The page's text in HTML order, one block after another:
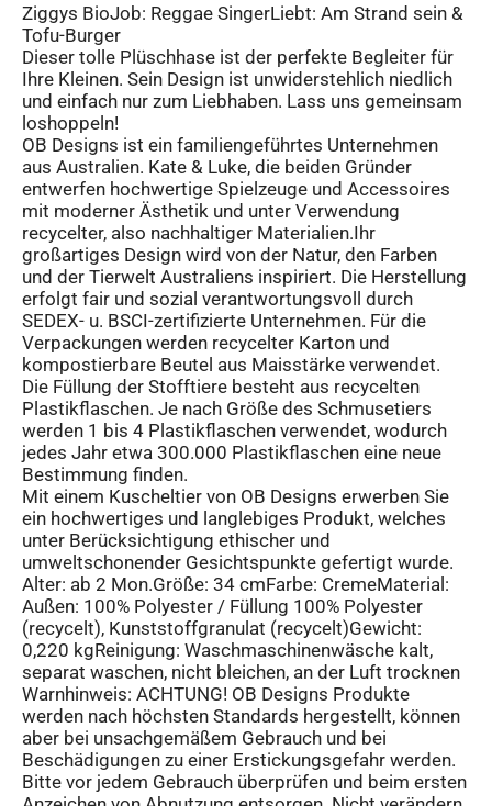
Ziggys BioJob: Reggae SingerLiebt: Am Strand sein &
Tofu-Burger
Dieser tolle Plüschhase ist der perfekte Begleiter für
Ihre Kleinen. Sein Design ist unwiderstehlich niedlich
und einfach nur zum Liebhaben. Lass uns gemeinsam
loshoppeln!
OB Designs ist ein familiengeführtes Unternehmen
aus Australien. Kate & Luke, die beiden Gründer
entwerfen hochwertige Spielzeuge und Accessoires
mit moderner Ästhetik und unter Verwendung
recycelter, also nachhaltiger Materialien.Ihr
großartiges Design wird von der Natur, den Farben
und der Tierwelt Australiens inspiriert. Die Herstellung
erfolgt fair und sozial verantwortungsvoll durch
SEDEX- u. BSCI-zertifizierte Unternehmen. Für die
Verpackungen werden recycelter Karton und
kompostierbare Beutel aus Maisstärke verwendet.
Die Füllung der Stofftiere besteht aus recycelten
Plastikflaschen. Je nach Größe des Schmusetiers
werden 1 bis 4 Plastikflaschen verwendet, wodurch
jedes Jahr etwa 300.000 Plastikflaschen eine neue
Bestimmung finden.
Mit einem Kuscheltier von OB Designs erwerben Sie
ein hochwertiges und langlebiges Produkt, welches
unter Berücksichtigung ethischer und
umweltschonender Gesichtspunkte gefertigt wurde.
Alter: ab 2 Mon.Größe: 34 cmFarbe: CremeMaterial:
Außen: 100% Polyester / Füllung 100% Polyester
(recycelt), Kunststoffgranulat (recycelt)Gewicht:
0,220 kgReinigung: Waschmaschinenwäsche kalt,
separat waschen, nicht bleichen, an der Luft trocknen
Warnhinweis: ACHTUNG! OB Designs Produkte
werden nach höchsten Standards hergestellt, können
aber bei unsachgemäßem Gebrauch und bei
Beschädigungen zu einer Erstickungsgefahr werden.
Bitte vor jedem Gebrauch überprüfen und beim ersten